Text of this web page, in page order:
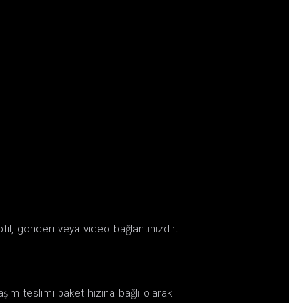
gönderi veya video bağlantınızdır.
teslimi paket hızına bağlı olarak